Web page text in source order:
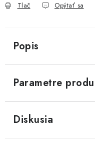
Tlač Opýtať sa
Popis
Parametre
Diskusia